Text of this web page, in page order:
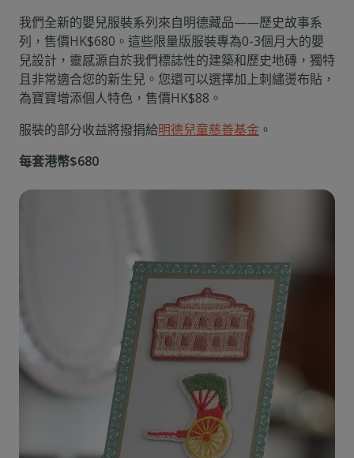
我們全新的嬰兒服裝系列來自明德藏品——歷史故事系
列，售價HK$680。這些限量版服裝專為0-3個月大的嬰
兒設計，靈感源自於我們標誌性的建築和歷史地磚，獨特
且非常適合您的新生兒。您還可以選擇加上刺繡燙布貼，
為寶寶增添個人特色，售價HK$88。
服裝的部分收益將撥捐給明德兒童慈善基金 。
每套港幣$680